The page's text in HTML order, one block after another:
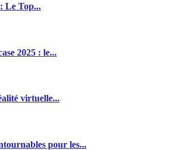
Le Top...
2025 : le...
virtuelle...
pour les...